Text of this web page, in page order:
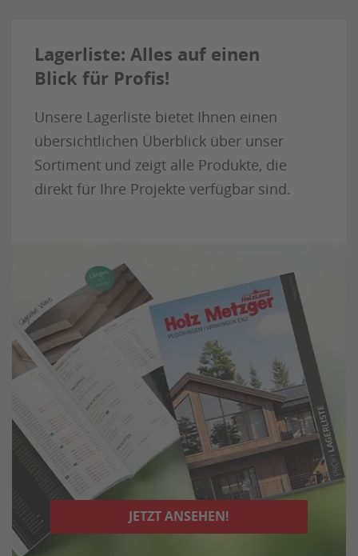
Lagerliste: Alles auf einen
Blick für Profis!
Unsere Lagerliste bietet Ihnen einen
übersichtlichen Überblick über unser
Sortiment und zeigt alle Produkte, die
direkt für Ihre Projekte verfügbar sind.
JETZT ANSEHEN!